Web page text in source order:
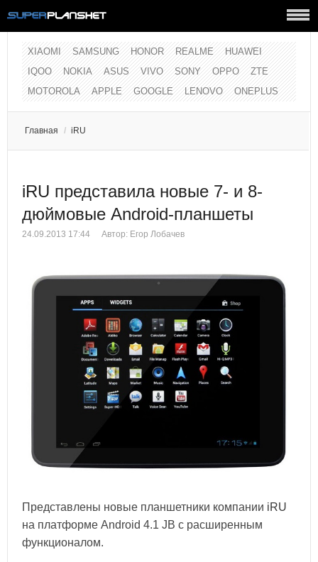
XIAOMI SAMSUNG HONOR REALME
HUAWEI
IQOO
NOKIA ASUS VIVO SONY OPPO
ZTE
MOTOROLA
APPLE GOOGLE LENOVO ONEPLUS
Главная / iRU
iRU представила новые 7- и 8-
дюймовые Android-планшеты
24.09.2013 17:44 Автор: Егор Лобачев
Представлены новые планшетники компании iRU
на платформе Android 4.1 JB с расширенным
функционалом.